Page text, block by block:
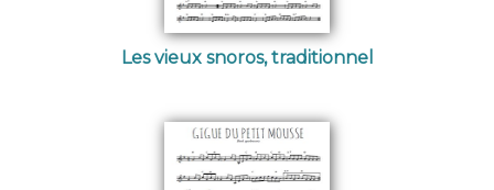
Les vieux snoros, traditionnel